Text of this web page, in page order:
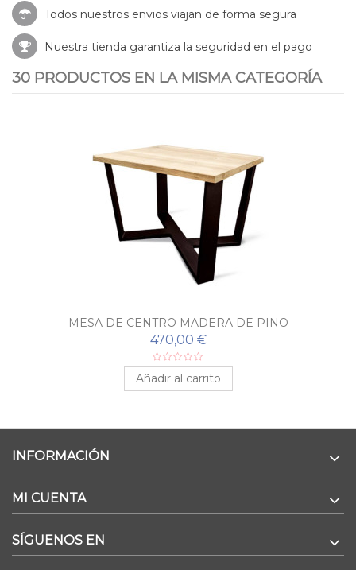
Todos nuestros envios viajan de forma segura
Nuestra tienda garantiza la seguridad en el pago
30 PRODUCTOS EN LA MISMA CATEGORÍA
MESA DE CENTRO MADERA DE PINO
470,00 €
Añadir al carrito
INFORMACIÓN
MI CUENTA
SÍGUENOS EN